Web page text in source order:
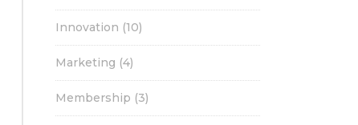
Innovation (10)
Marketing (4)
Membership (3)